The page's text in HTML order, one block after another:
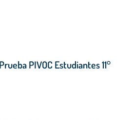
PIVOC Estudiantes 11°